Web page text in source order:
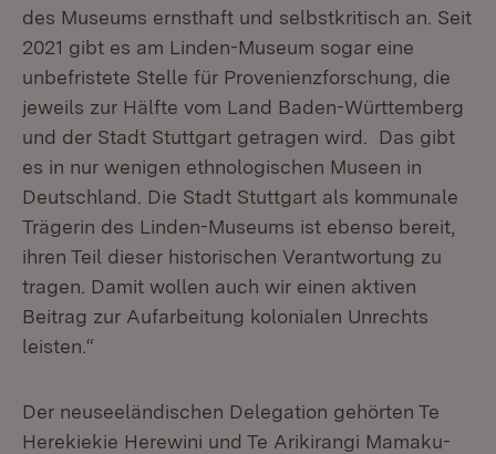
des Museums ernsthaft und selbstkritisch an. Seit
2021 gibt es am Linden-Museum sogar eine
unbefristete Stelle für Provenienzforschung, die
jeweils zur Hälfte vom Land Baden-Württemberg
und der Stadt Stuttgart getragen wird. Das gibt
es in nur wenigen ethnologischen Museen in
Deutschland. Die Stadt Stuttgart als kommunale
Trägerin des Linden-Museums ist ebenso bereit,
ihren Teil dieser historischen Verantwortung zu
tragen. Damit wollen auch wir einen aktiven
Beitrag zur Aufarbeitung kolonialen Unrechts
leisten.“
Der neuseeländischen Delegation gehörten Te
Herekiekie Herewini und Te Arikirangi Mamaku-